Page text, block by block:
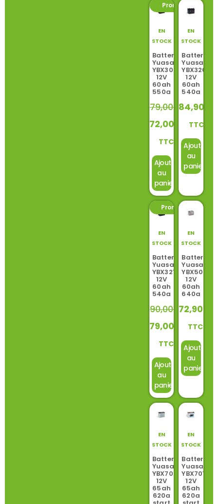
Promo ! -9%
EN
STOCK
Batterie
Yuasa
YBX3075
12V
60ah
550a
79,00 €
72,00
TTC
Ajouter
au
panier
EN
STOCK
Batterie
Yuasa
YBX3205
12V
60ah
540a
84,90
TTC
Ajouter
au
panier
Promo ! -12%
EN
STOCK
Batterie
Yuasa
YBX3214
12V
60ah
540a
90,00 €
79,00
TTC
Ajouter
au
panier
EN
STOCK
Batterie
Yuasa
YBX5075
12V
60ah
640a
72,90
TTC
Ajouter
au
panier
EN
STOCK
Batterie
Yuasa
YBX7005
12V
65ah
620a
EN
STOCK
Batterie
Yuasa
YBX7014
12V
65ah
620a